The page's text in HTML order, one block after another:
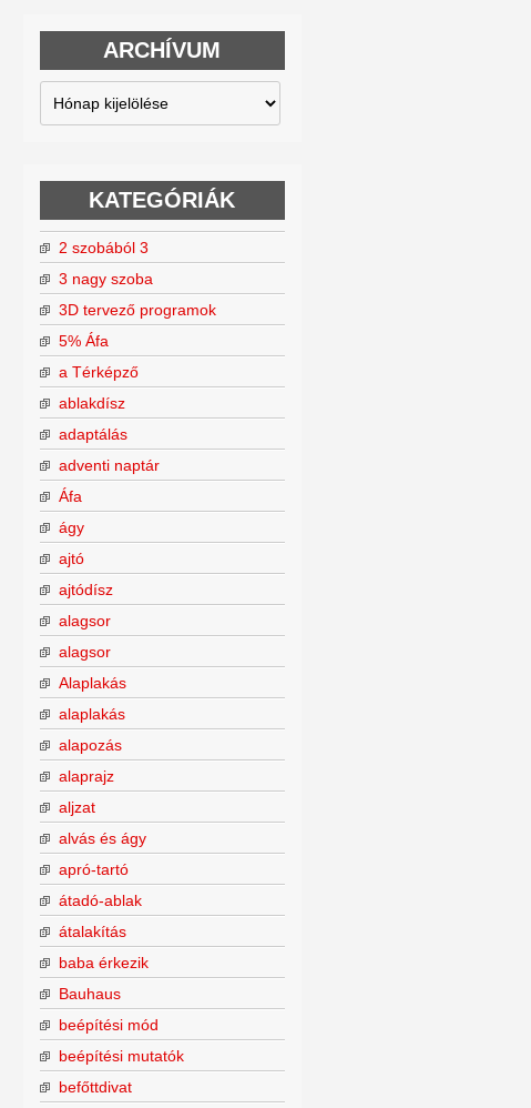
ARCHÍVUM
Archívum
KATEGÓRIÁK
2 szobából 3
3 nagy szoba
3D tervező programok
5% Áfa
a Térképző
ablakdísz
adaptálás
adventi naptár
Áfa
ágy
ajtó
ajtódísz
alagsor
alagsor
Alaplakás
alaplakás
alapozás
alaprajz
aljzat
alvás és ágy
apró-tartó
átadó-ablak
átalakítás
baba érkezik
Bauhaus
beépítési mód
beépítési mutatók
befőttdivat